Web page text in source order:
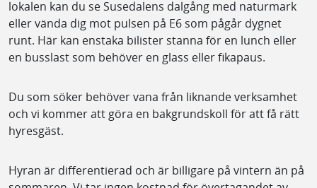
lokalen kan du se Susedalens dalgång med naturmark
eller vända dig mot pulsen på E6 som pågår dygnet
runt. Här kan enstaka bilister stanna för en lunch eller
en busslast som behöver en glass eller fikapaus.
Du som söker behöver vana från liknande verksamhet
och vi kommer att göra en bakgrundskoll för att få rätt
hyresgäst.
Hyran är differentierad och är billigare på vintern än på